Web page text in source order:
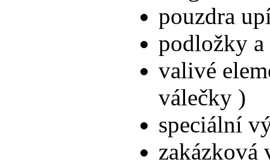
pouzdra
podložky a
valivé
válečky )
speciální
zakázková